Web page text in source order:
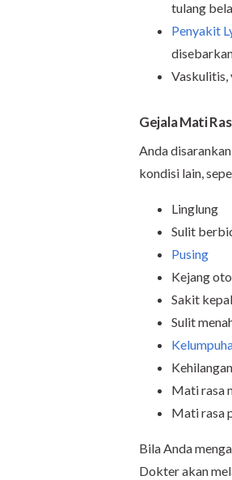
tulang
Penyakit
Vaskulitis,
Gejala Mati
Anda
kondisi lain,
Linglung
Sulit
Pusing
Kejang
Sakit
Sulit
Mati rasa
Mati rasa
Bila Anda
Dokter akan